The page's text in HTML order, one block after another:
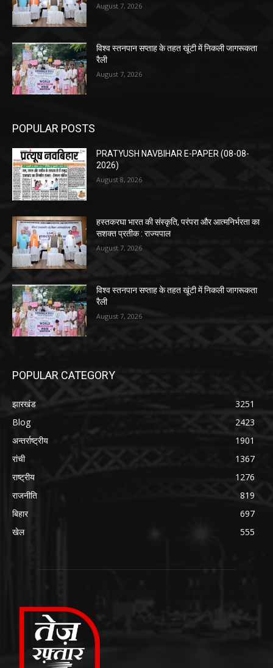
August 7, 2026
विश्व स्तनपान सप्ताह के तहत खूंटी में निकली जागरूकता
रैली
August 7, 2026
POPULAR POSTS
PRATYUSH NAVBIHAR E-PAPER (08-08-
2026)
August 8, 2026
हस्तकरघा भारत की संस्कृति, परंपरा और आत्मनिर्भरता का
सशक्त प्रतीक : राज्यपाल
August 7, 2026
विश्व स्तनपान सप्ताह के तहत खूंटी में निकली जागरूकता
रैली
August 7, 2026
POPULAR CATEGORY
झारखंड
3251
Blog
2423
अन्तर्राष्ट्रीय
1901
रांची
1367
राष्ट्रीय
1276
राजनीति
819
बिहार
697
खेल
555